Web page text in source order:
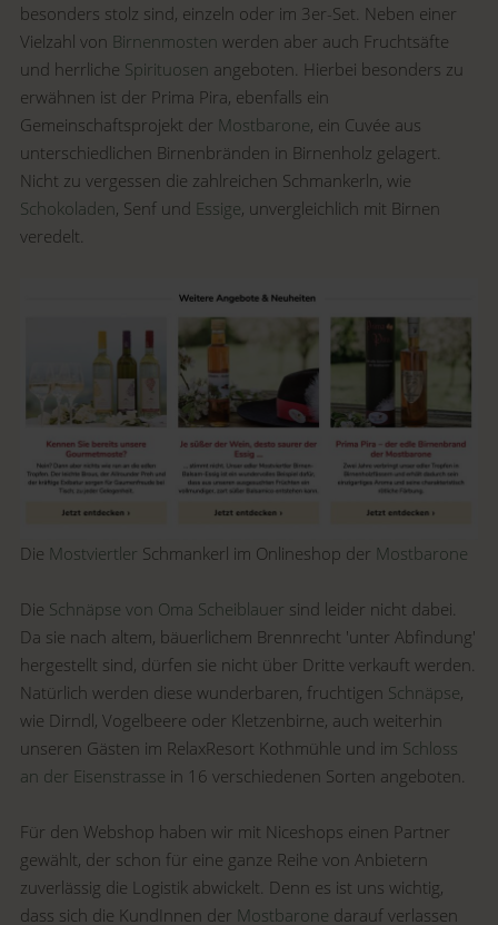
besonders stolz sind, einzeln oder im 3er-Set. Neben einer
Vielzahl von Birnenmosten werden aber auch Fruchtsäfte
und herrliche Spirituosen angeboten. Hierbei besonders zu
erwähnen ist der Prima Pira, ebenfalls ein
Gemeinschaftsprojekt der Mostbarone, ein Cuvée aus
unterschiedlichen Birnenbränden in Birnenholz gelagert.
Nicht zu vergessen die zahlreichen Schmankerln, wie
Schokoladen, Senf und Essige, unvergleichlich mit Birnen
veredelt.
Die Mostviertler Schmankerl im Onlineshop der Mostbarone
Die Schnäpse von Oma Scheiblauer sind leider nicht dabei.
Da sie nach altem, bäuerlichem Brennrecht 'unter Abfindung'
hergestellt sind, dürfen sie nicht über Dritte verkauft werden.
Natürlich werden diese wunderbaren, fruchtigen Schnäpse,
wie Dirndl, Vogelbeere oder Kletzenbirne, auch weiterhin
unseren Gästen im RelaxResort Kothmühle und im Schloss
an der Eisenstrasse in 16 verschiedenen Sorten angeboten.
Für den Webshop haben wir mit Niceshops einen Partner
gewählt, der schon für eine ganze Reihe von Anbietern
zuverlässig die Logistik abwickelt. Denn es ist uns wichtig,
dass sich die KundInnen der Mostbarone darauf verlassen